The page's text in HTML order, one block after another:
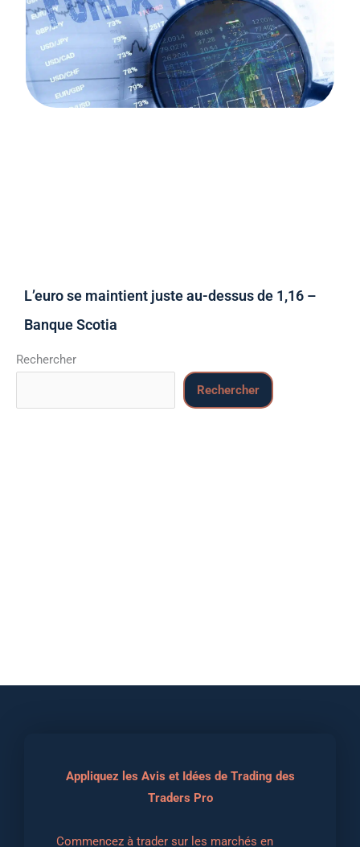
L’euro se maintient juste au-dessus de 1,16 –
Banque Scotia
Rechercher
Rechercher
Appliquez les Avis et Idées de Trading des
Traders Pro
Commencez à trader sur les marchés en